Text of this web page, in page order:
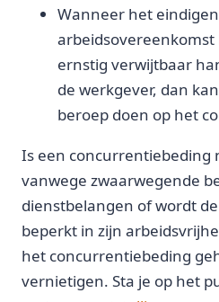
Wanneer het
arbeidsovereenkomst
ernstig verwijtbaar
de werkgever, dan
beroep doen op het
Is een concurrentiebeding
vanwege zwaarwegende
dienstbelangen of wordt
beperkt in zijn
het concurrentiebeding
vernietigen. Sta je op het